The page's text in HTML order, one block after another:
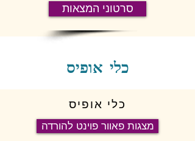
סרטוני המצאות
כלי אופיס
כלי אופיס
מצגות פאוור פוינט להורדה